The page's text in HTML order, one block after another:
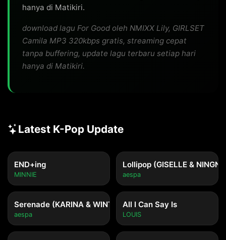
hanya di Matikiri.
download lagu For Good oleh NMIXX Lily, GIRLSET
Camila MP3 320kbps gratis, streaming cepat
tanpa buffering, update lagu terbaru setiap hari
hanya di Matikiri.
Latest K-Pop Update
END+ing
MINNIE
Lollipop (GISELLE &
aespa
Serenade (KARINA & WINTER)
aespa
All I Can Say Is
LOUIS